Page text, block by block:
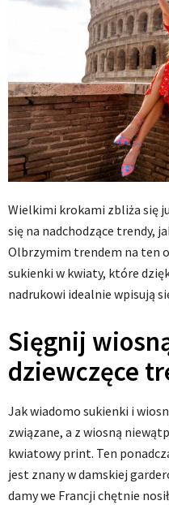
Wielkimi krokami zbliża się
się na nadchodzące trendy,
Olbrzymim trendem na ten
sukienki w kwiaty, które
nadrukowi idealnie wpisują
Sięgnij
dziewczęce
Jak wiadomo sukienki i
związane, a z wiosną
kwiatowy print. Ten
jest znany w damskiej
damy we Francji chętnie